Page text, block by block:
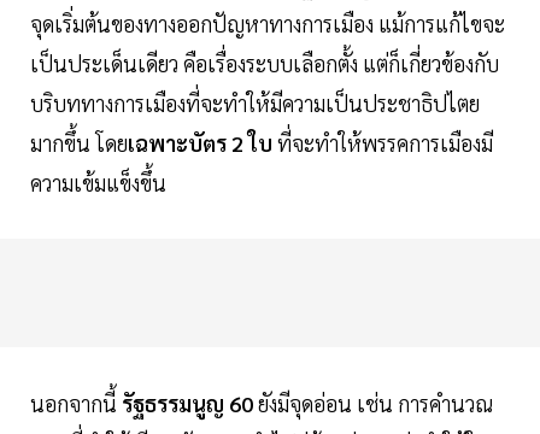
จุดเริ่มต้นของทางออกปัญหาทางการเมือง แม้การแก้ไขจะ
เป็นประเด็นเดียว คือเรื่องระบบเลือกตั้ง แต่ก็เกี่ยวข้องกับ
บริบททางการเมืองที่จะทำให้มีความเป็นประชาธิปไตย
มากขึ้น โดยเฉพาะบัตร 2 ใบ ที่จะทำให้พรรคการเมืองมี
ความเข้มแข็งขึ้น
นอกจากนี้ รัฐธรรมนูญ 60ยังมีจุดอ่อน เช่น การคำนวณ